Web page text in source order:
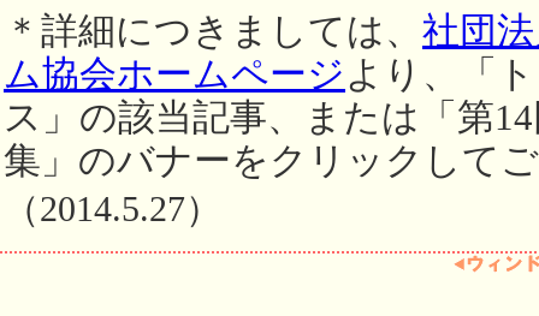
＊詳細につきましては、 社団
ム協会ホームページより、「
ス」の該当記事、または「第
集」のバナーをクリックして
（2014.5.27）